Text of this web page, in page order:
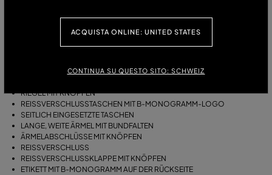
ACQUISTA ONLINE: UNITED STATES
CONTINUA SU QUESTO SITO: SCHWEIZ
BLOUSANT-BIKERJACKE AUS BAUMWOLL-CANVAS MIT WEITEN
ÄRMELN MIT ABNÄHERN, REISSVERSCHLUSSTASCHEN, R
MODELL BIKERJACKE
RIEGEL MIT KNÖPFEN
REISSVERSCHLUSSTASCHEN MIT B-MONOGRAMM-LOGO
SEITLICH EINGESETZTE TASCHEN
LANGE, WEITE ÄRMEL MIT BUNDFALTEN
ÄRMELABSCHLÜSSE MIT KNÖPFEN
REISSVERSCHLUSS
REISSVERSCHLUSSKLAPPE MIT KNÖPFEN
ETIKETT MIT B-MONOGRAMM AUF DER RÜCKSEITE